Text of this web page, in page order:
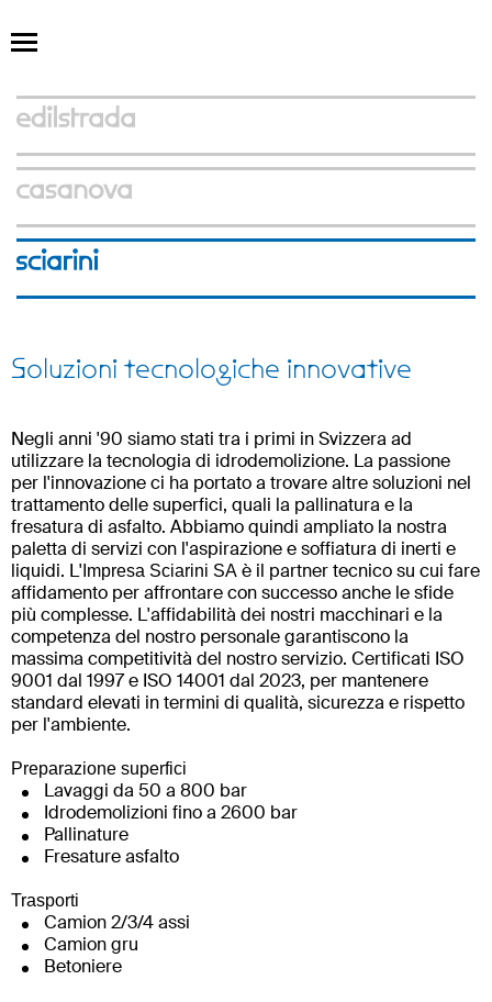
Soluzioni tecnologiche innovative
Negli anni '90 siamo stati tra i primi in Svizzera ad
utilizzare la tecnologia di idrodemolizione. La passione
per l'innovazione ci ha portato a trovare altre soluzioni nel
trattamento delle superfici, quali la pallinatura e la
fresatura di asfalto. Abbiamo quindi ampliato la nostra
paletta di servizi con l'aspirazione e soffiatura di inerti e
liquidi. L' Impresa Sciarini SA è il partner tecnico su cui fare
affidamento per affrontare con successo anche le sfide
più complesse. L'affidabilità dei nostri macchinari e la
competenza del nostro personale garantiscono la
massima competitività del nostro servizio. Certificati ISO
9001 dal 1997 e ISO 14001 dal 2023, per mantenere
standard elevati in termini di qualità, sicurezza e rispetto
per l'ambiente.
Preparazione superfici
Lavaggi da 50 a 800 bar
Idrodemolizioni fino a 2600 bar
Pallinature
Fresature asfalto
Trasporti
Camion 2/3/4 assi
Camion gru
Betoniere